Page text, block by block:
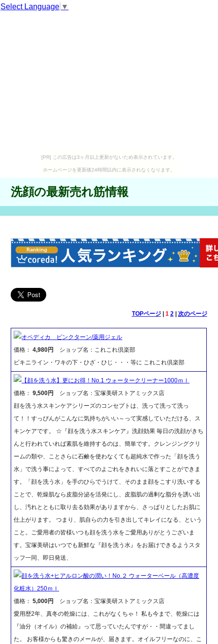
Select Language ▼
[PR] この広告は3ヶ月以上更新がないため表示されています。
ホームページを更新後24時間以内に表示されなくなります。
洗顔の最新売れ筋情報
TOPページ| 1 2| 次のページ
オペディカ ピンクターン/薬用ジェル
価格：4,980円
ショップ名：これこれ倶楽部
ビキニライン・ワキの下・ひざ・ひじ・・・等に これこれ倶楽部
【顔を洗う水】更にお得！No.1 ウォータークリーナー1000ｍｌ
価格：9,500円
ショップ名：宝塚美研ストアミックス店
顔を洗う水スキンケアシリーズのコンセプトは、洗って洗って洗っ
て！！すっぴんがこんなに気持ちがいい～って実感していただける、ス
キンケアです。 ☆『顔を洗う水スキンケア』洗顔効果 毎日の洗顔がきち
んと行われていれば素肌を維持するのは、簡単です。クレンジングクリ
ームの類や、ことさらに石鹸を使わなくても超純水で作った「顔を洗う
水」で洗う事によって、すべてのよごれをきれいに落とすことができま
す。「顔を洗う水」を手のひらでうけて、そのまま顔をこすり洗いする
ことで、乾燥肌なら皮脂分泌を活発にし、皮脂肌の過剰な脂分を誘い出
し、汚れとともに取り去る効果がありますから、さっぱりとしたお肌に
仕上がります。 つまり、肌自らの力を引き出してキレイになる、という
こと。ご愛用者の皆様いつも顔を洗う水をご愛用ありがとうございま
す。宝塚美研はいつでも新鮮な『顔を洗う水』をお届けできるようスタ
ッフ一同、即日発送、
顔を洗う水+ヒアルロン酸の潤い！No.２ ウォーターベール（高濃度
化粧水）250ｍｌ
価格：5,000円
ショップ名：宝塚美研ストアミックス店
愛用歴2年、真冬の乾燥には、これがなくちゃ！ 私も今まで、乾燥には
『油分（オイル）の補給』って思っていたんですが・・間違ってまし
た。 お客様からも驚きのメールが、届きます。オイルフリーなのに、こ